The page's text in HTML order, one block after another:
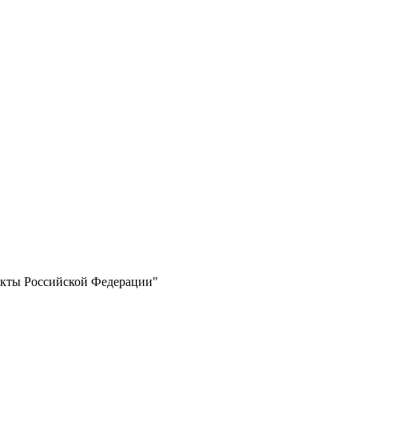
Российской Федерации"